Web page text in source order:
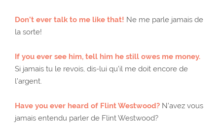
Don’t ever talk to me like that! Ne me parle jamais de
la sorte!
If you ever see him, tell him he still owes me money.
Si jamais tu le revois, dis-lui qu’il me doit encore de
l’argent.
Have you ever heard of Flint Westwood? N’avez vous
jamais entendu parler de Flint Westwood?